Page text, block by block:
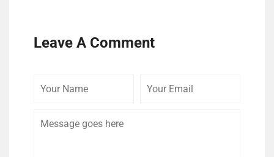
Leave A Comment